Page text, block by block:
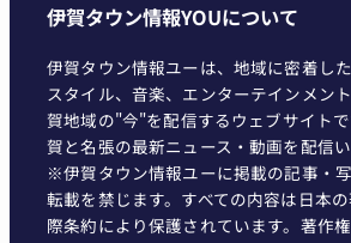
伊賀タウン情報YOUについて
伊賀タウン情報ユーは、地域に密着し
スタイル、音楽、エンターテインメン
賀地域の"今"を配信するウェブサイト
賀と名張の最新ニュース・動画を配信い
※伊賀タウン情報ユーに掲載の記事・
転載を禁じます。すべての内容は日本
際条約により保護されています。著作